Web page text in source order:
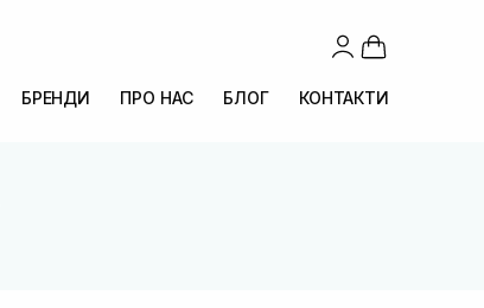
БРЕНДИ ПРО НАС БЛОГ КОНТАКТИ